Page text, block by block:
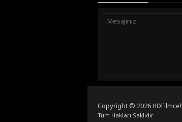
Copyright © 2026
Tüm Hakları Saklıdır